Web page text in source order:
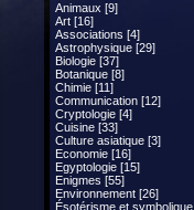
Animaux [9]
Art [16]
Associations [4]
Astrophysique [29]
Biologie [37]
Botanique [8]
Chimie [11]
Communication [12]
Cryptologie [4]
Cuisine [33]
Culture asiatique [3]
Economie [16]
Egyptologie [15]
Enigmes [55]
Environnement [26]
Ésotérisme et symbolique